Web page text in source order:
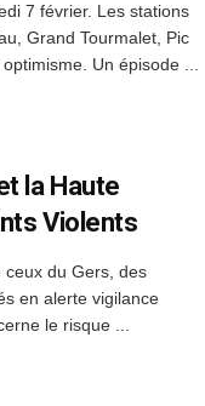
7 février. Les stations
Grand Tourmalet, Pic
Un épisode ...
la Haute
Violents
du Gers, des
en alerte vigilance
le risque ...